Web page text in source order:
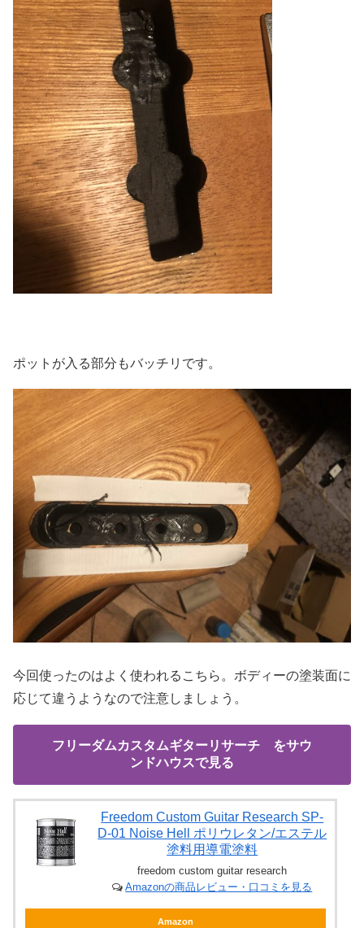
ポットが入る部分もバッチリです。
今回使ったのはよく使われるこちら。ボディーの塗装面に
応じて違うようなので注意しましょう。
フリーダムカスタムギターリサーチ をサウ
ンドハウスで見る
Freedom Custom Guitar Research SP-
D-01 Noise Hell ポリウレタン/エステル
塗料用導電塗料
freedom custom guitar research
Amazonの商品レビュー・口コミを見る
Amazon